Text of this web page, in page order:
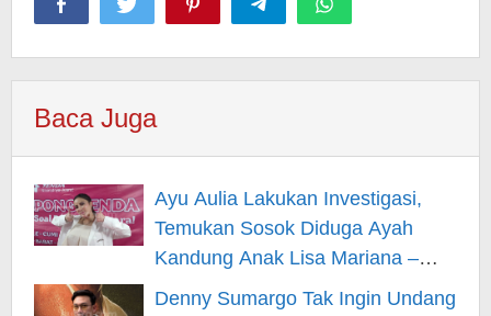
Baca Juga
Ayu Aulia Lakukan Investigasi,
Temukan Sosok Diduga Ayah
Kandung Anak Lisa Mariana –
Berita Hiburan
Denny Sumargo Tak Ingin Undang